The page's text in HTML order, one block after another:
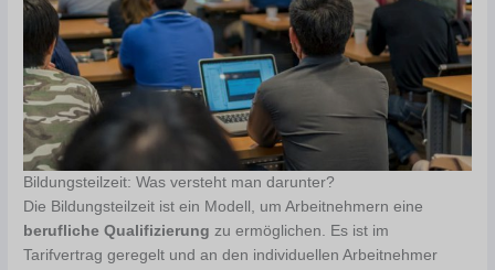
Bildungsteilzeit: Was versteht man darunter?
Die Bildungsteilzeit ist ein Modell, um Arbeitnehmern eine
berufliche Qualifizierung zu ermöglichen. Es ist im
Tarifvertrag geregelt und an den individuellen Arbeitnehmer